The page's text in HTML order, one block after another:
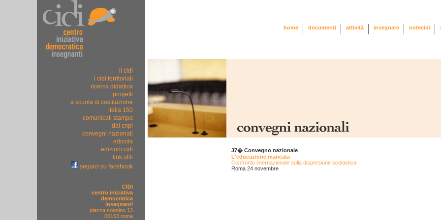
home documenti attività insegnare notecidi
il cidi
i cidi territoriali
ricerca didattica
progetti
a scuola di costituzione
italia 150
comunicati stampa
dal cnpi
convegni nazionali
edicola
edizioni cidi
link utili
seguici su facebook
37� Convegno nazionale
L'educazione mancata
Confronto internazionale sulla dispersione scolastica
Roma 24 novembre
CIDI
centro iniziativa
democratica
insegnanti
piazza sonnino 13
00153 roma